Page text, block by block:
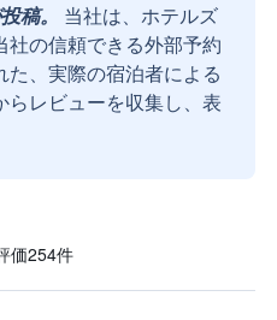
稿。
当社は、ホテルズ
社の信頼できる外部予約
、実際の宿泊者による
レビューを収集し、表
価254​件